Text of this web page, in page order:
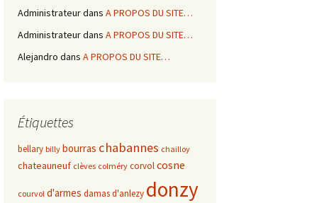
Administrateurdans A PROPOS DU SITE…
Administrateurdans A PROPOS DU SITE…
Alejandro dans A PROPOS DU SITE…
Étiquettes
bellary billy bourras chabannes chailloy
chateauneuf clèves colméry corvolcosne
courvol d'armes damas d'anlezy donzy